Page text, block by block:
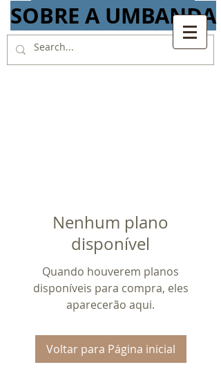
SOBRE A UMBANDA
Nenhum plano
disponível
Quando houverem planos
disponíveis para compra, eles
aparecerão aqui.
Voltar para Página inicial